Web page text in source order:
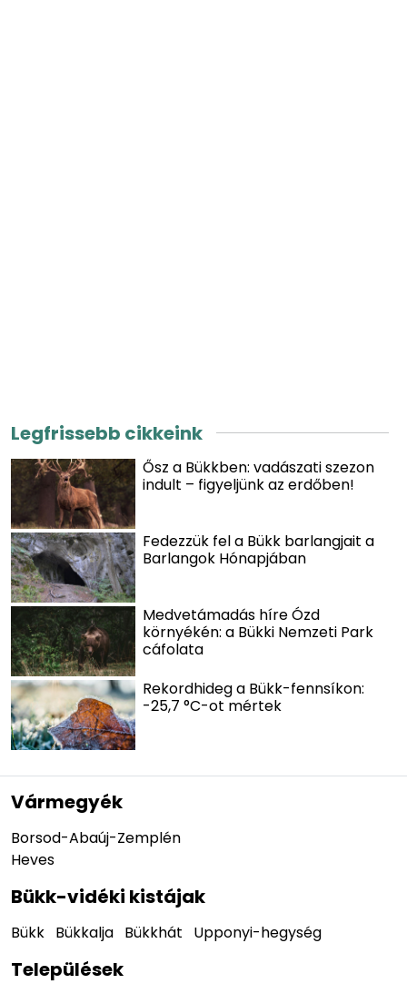
Legfrissebb cikkeink
Ősz a Bükkben: vadászati szezon
indult – figyeljünk az erdőben!
Fedezzük fel a Bükk barlangjait a
Barlangok Hónapjában
Medvetámadás híre Ózd
környékén: a Bükki Nemzeti Park
cáfolata
Rekordhideg a Bükk-fennsíkon:
-25,7 °C-ot mértek
Vármegyék
Borsod-Abaúj-Zemplén
Heves
Bükk-vidéki kistájak
Bükk Bükkalja Bükkhát Upponyi-hegység
Települések